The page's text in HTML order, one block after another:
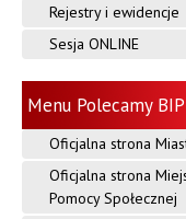
Rejestry i ewidencje
Sesja ONLINE
Menu Polecamy BIP
Oficjalna strona
Oficjalna strona
Pomocy Społecznej